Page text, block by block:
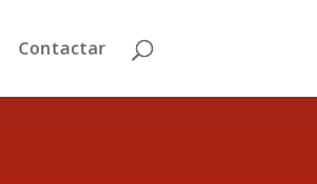
Contactar